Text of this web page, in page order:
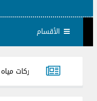
الأقسام
فواتير شركات مياه الشرب